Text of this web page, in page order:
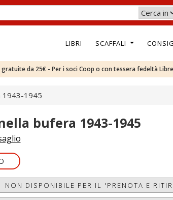
LIBRI SCAFFALI
da 25€ - Per i soci Coop o con tessera fedeltà
1943-1945
bufera 1943-1945
NON DISPONIBILE PER IL 'PRENOTA E